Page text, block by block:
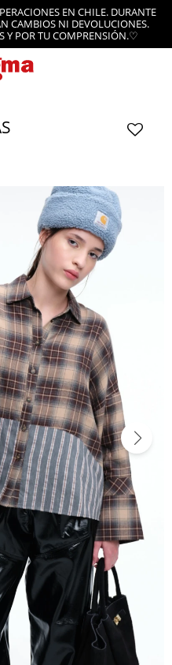
EN CHILE. DURANTE
CAMBIOS NI DEVOLUCIONES.
Y POR TU COMPRENSIÓN.♡